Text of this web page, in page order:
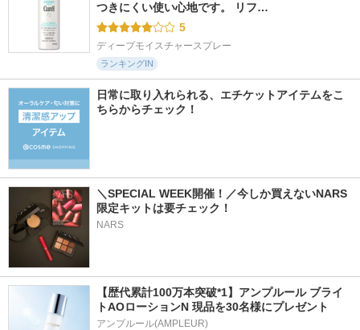
つきにくい使い心地です。 リフ…
5
ディープモイスチャースプレー
ランキングIN
日常に取り入れられる、エチケットアイテムをこ
ちらからチェック！
＼SPECIAL WEEK開催！／今しか買えないNARS
限定キットは要チェック！
NARS
【歴代累計100万本突破*1】アンプルール ブライ
トAOローションN 現品を30名様にプレゼント
アンプルール(AMPLEUR)